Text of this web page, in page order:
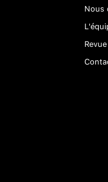
Nous